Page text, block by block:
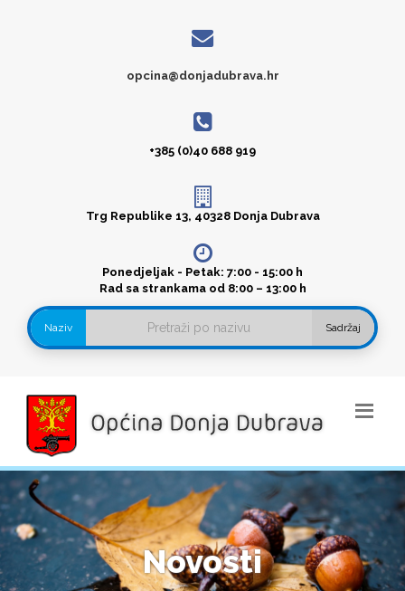
opcina@donjadubrava.hr
+385 (0)40 688 919
Trg Republike 13, 40328 Donja Dubrava
Ponedjeljak - Petak: 7:00 - 15:00 h
Rad sa strankama od 8:00 – 13:00 h
Naziv Sadržaj
Novosti